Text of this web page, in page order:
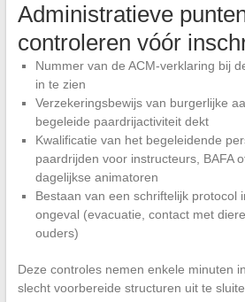
Administratieve
controleren vóór
Nummer van de ACM-verklaring bij
in te zien
Verzekeringsbewijs van burgerlijke
begeleide paardrijactiviteit dekt
Kwalificatie van het begeleidende
paardrijden voor instructeurs, BAFA
dagelijkse animatoren
Bestaan van een schriftelijk protocol
ongeval (evacuatie, contact met
ouders)
Deze controles nemen enkele minuten
slecht voorbereide structuren uit te